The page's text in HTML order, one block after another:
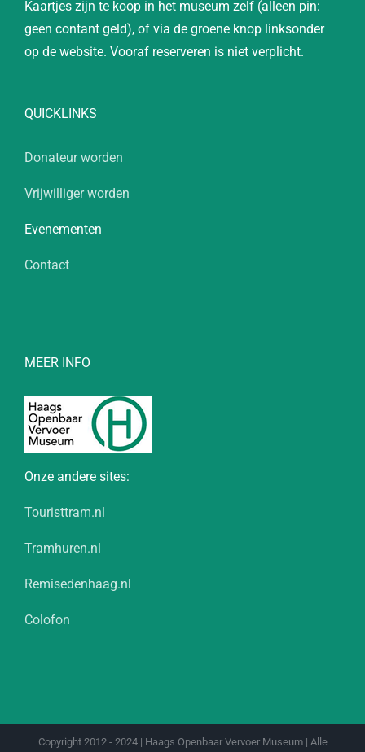
Kaartjes zijn te koop in het museum zelf (alleen pin:
geen contant geld), of via de groene knop linksonder
op de website. Vooraf reserveren is niet verplicht.
QUICKLINKS
Donateur worden
Vrijwilliger worden
Evenementen
Contact
MEER INFO
Onze andere sites:
Touristtram.nl
Tramhuren.nl
Remisedenhaag.nl
Colofon
Copyright 2012 - 2024 | Haags Openbaar Vervoer Museum | Alle